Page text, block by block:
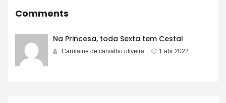
Comments
Na Princesa, toda Sexta tem Cesta!
Carolaine de carvalho oliveira 1 abr 2022